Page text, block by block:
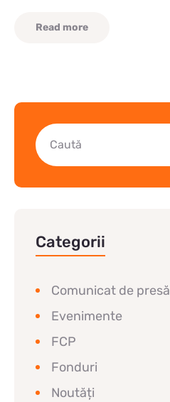
Read more
Categorii
Comunicat de presă
Evenimente
FCP
Fonduri
Noutăți